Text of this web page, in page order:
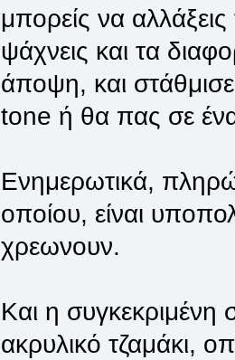
μπορείς να
ψάχνεις και τα
άποψη, και
tone ή θα πας σε
Ενημερωτικά,
οποίου, είναι
χρεωνουν.
Και η συγκεκριμένη
ακρυλικό τζαμάκι,